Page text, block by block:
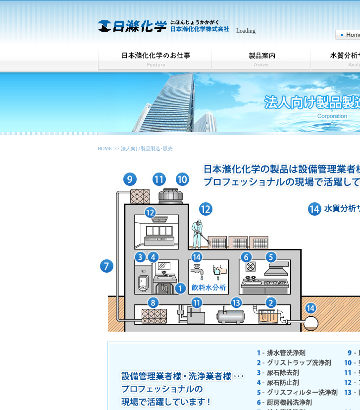
Loading
法人向け製品製造・販売
ホテル、飲食店、店舗の皆様
水質分析サービス
サービス詳細
HOME >> 法人向け製品製造･販売